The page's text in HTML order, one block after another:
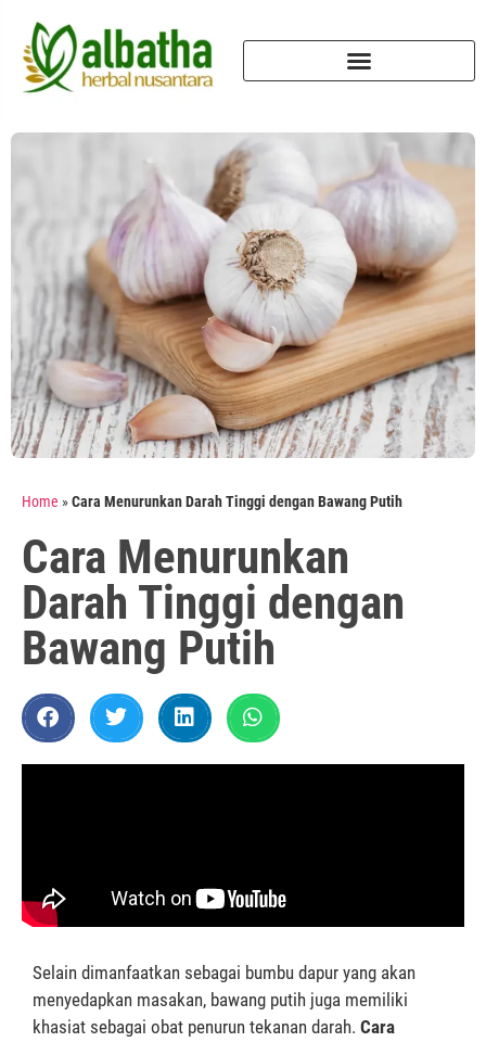
Home »Cara Menurunkan Darah Tinggi dengan Bawang Putih
Cara Menurunkan
Darah Tinggi dengan
Bawang Putih
Selain dimanfaatkan sebagai bumbu dapur yang akan
menyedapkan masakan, bawang putih juga memiliki
khasiat sebagai obat penurun tekanan darah. Cara